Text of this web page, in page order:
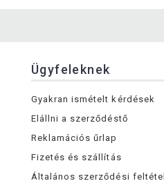
Ügyfeleknek
Gyakran ismételt kérdések
Elállni a szerződéstő
Reklamációs űrlap
Fizetés és szállítás
Általános szerződési